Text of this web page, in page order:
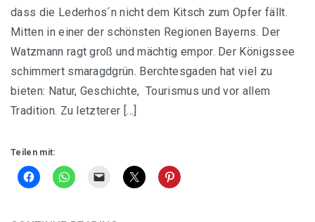
dass die Lederhos´n nicht dem Kitsch zum Opfer fällt.
Mitten in einer der schönsten Regionen Bayerns. Der
Watzmann ragt groß und mächtig empor. Der Königssee
schimmert smaragdgrün. Berchtesgaden hat viel zu
bieten: Natur, Geschichte, Tourismus und vor allem
Tradition. Zu letzterer […]
Teilen mit: